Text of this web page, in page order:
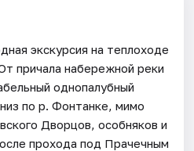
экскурсия на теплоходе
причала набережной реки
однопалубный
по р. Фонтанке, мимо
Дворцов, особняков и
прохода под Прачечным